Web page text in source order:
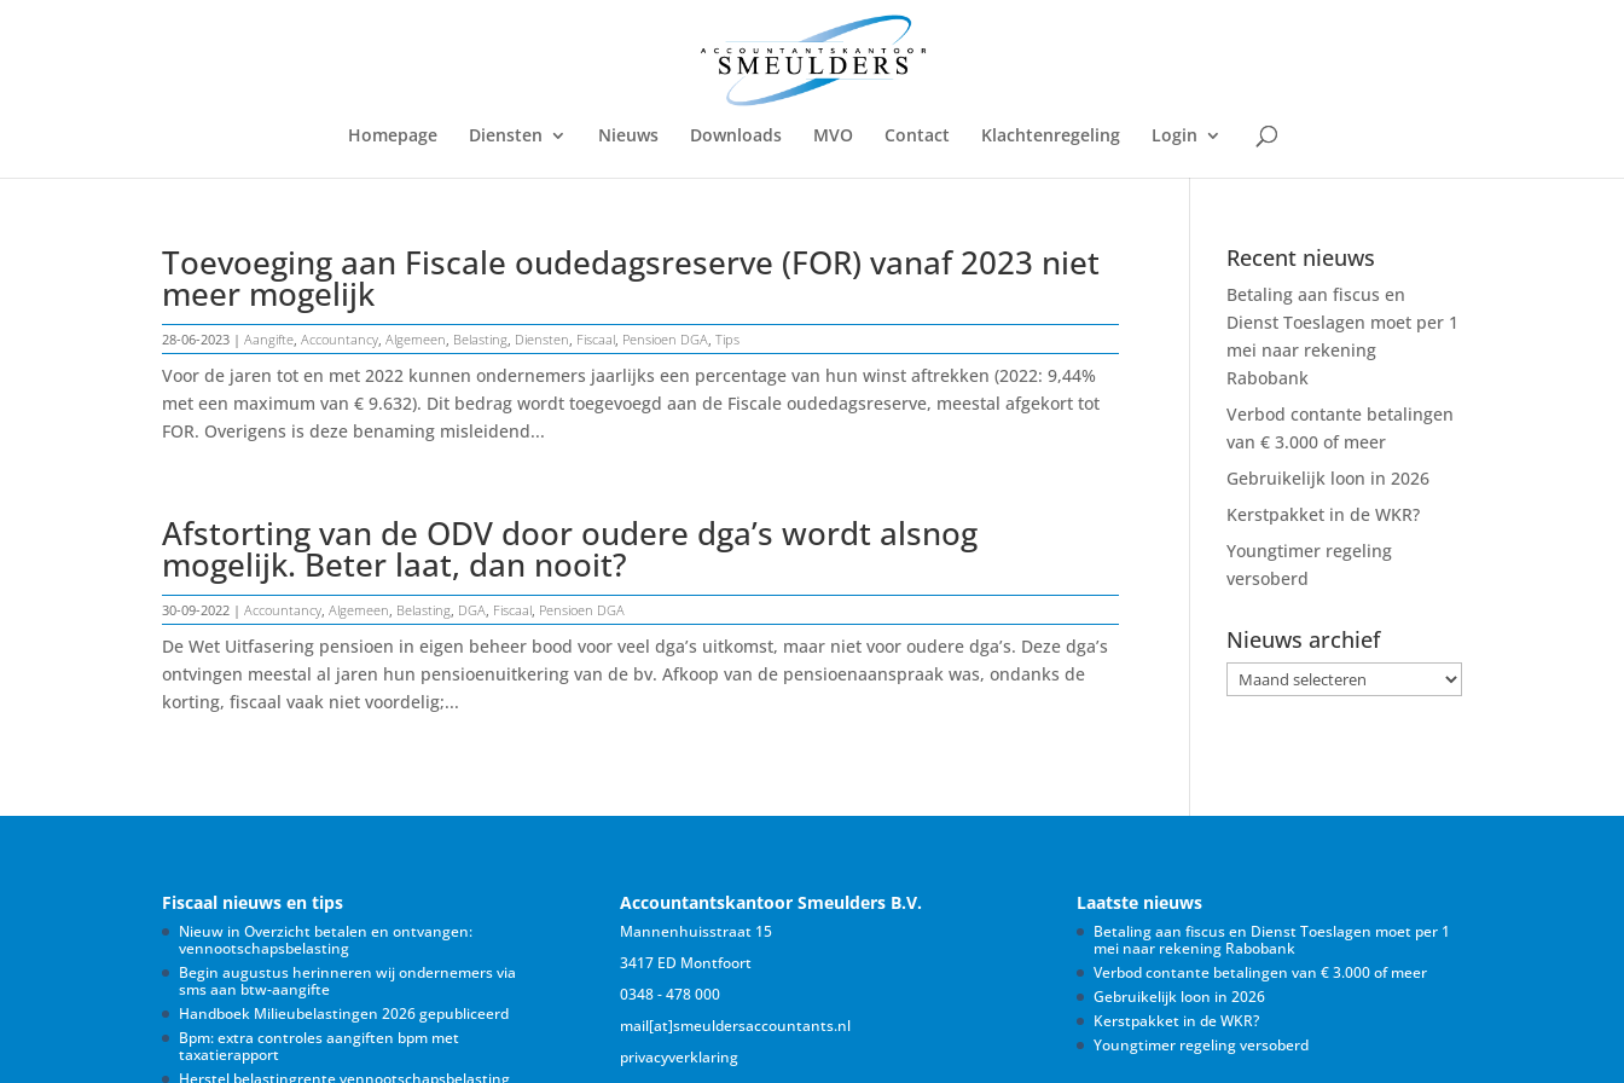
Homepage Diensten Nieuws Downloads MVO Contact Klachtenregeling Login
Toevoeging aan Fiscale oudedagsreserve (FOR) vanaf 2023 niet
meer mogelijk
28-06-2023 |Aangifte,Accountancy,Algemeen, Belasting, Diensten, Fiscaal, Pensioen DGA,Tips
Voor de jaren tot en met 2022 kunnen ondernemers jaarlijks een percentage van hun winst aftrekken (2022: 9,44%
met een maximum van € 9.632). Dit bedrag wordt toegevoegd aan de Fiscale oudedagsreserve, meestal afgekort tot
FOR. Overigens is deze benaming misleidend...
Afstorting van de ODV door oudere dga’s wordt alsnog
mogelijk. Beter laat, dan nooit?
30-09-2022 |Accountancy,Algemeen, Belasting, DGA, Fiscaal, Pensioen DGA
De Wet Uitfasering pensioen in eigen beheer bood voor veel dga’s uitkomst, maar niet voor oudere dga’s. Deze dga’s
ontvingen meestal al jaren hun pensioenuitkering van de bv. Afkoop van de pensioenaanspraak was, ondanks de
korting, fiscaal vaak niet voordelig;...
Recent nieuws
Betaling aan fiscus en
Dienst Toeslagen moet per 1
mei naar rekening
Rabobank
Verbod contante betalingen
van € 3.000 of meer
Gebruikelijk loon in 2026
Kerstpakket in de WKR?
Youngtimer regeling
versoberd
Nieuws archief
Nieuws
archief
Fiscaal nieuws en tips
Nieuw in Overzicht betalen en ontvangen:
vennootschapsbelasting
Begin augustus herinneren wij ondernemers via
sms aan btw-aangifte
Handboek Milieubelastingen 2026 gepubliceerd
Bpm: extra controles aangiften bpm met
taxatierapport
Herstel belastingrente vennootschapsbelasting
Accountantskantoor Smeulders B.V.
Mannenhuisstraat 15
3417 ED Montfoort
0348 - 478 000
mail[at]smeuldersaccountants.nl
privacyverklaring
Laatste nieuws
Betaling aan fiscus en Dienst Toeslagen moet per 1
mei naar rekening Rabobank
Verbod contante betalingen van € 3.000 of meer
Gebruikelijk loon in 2026
Kerstpakket in de WKR?
Youngtimer regeling versoberd